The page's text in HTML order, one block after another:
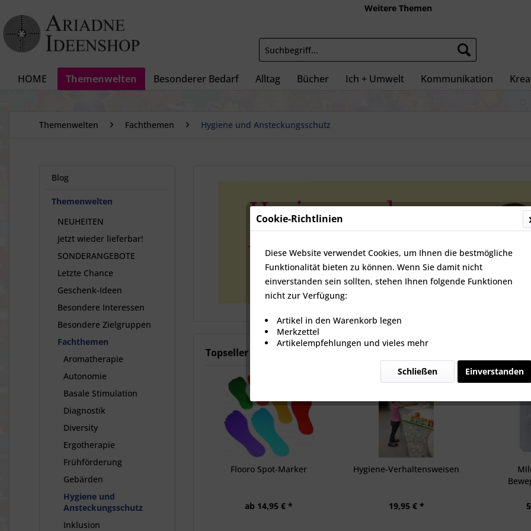
Weitere Themen
HOME Themenwelten Besonderer Bedarf Alltag Bücher Ich + Umwelt Kommunikation
Themenwelten Fachthemen Hygiene und Ansteckungsschutz
Blog
Themenwelten
NEUHEITEN
Jetzt wieder lieferbar!
SONDERANGEBOTE
Letzte Chance
Geschenk-Ideen
Besondere Interessen
Besondere Zielgruppen
Fachthemen
Aromatherapie
Autonomie
Basale Stimulation
Diagnostik
Diversity
Ergotherapie
Frühförderung
Gebärden
Hygiene und
Ansteckungsschutz
Inklusion
Topseller
Flooro Spot-Marker
ab 14,95 € *
Hygiene-Verhaltensweisen
19,95 € *
Cookie-Richtlinien
Diese Website verwendet Cookies, um Ihnen die bestmögliche
Funktionalität bieten zu können. Wenn Sie damit nicht
einverstanden sein sollten, stehen Ihnen folgende Funktionen
nicht zur Verfügung:
Artikel in den Warenkorb legen
Merkzettel
Artikelempfehlungen und vieles mehr
Einverstanden
Schließen